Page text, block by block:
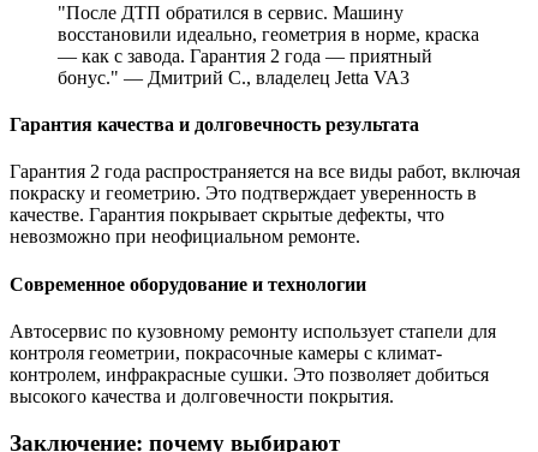
"После ДТП обратился в сервис. Машину
восстановили идеально, геометрия в норме, краска
— как с завода. Гарантия 2 года — приятный
бонус." — Дмитрий С., владелец Jetta VA3
Гарантия качества и долговечность результата
Гарантия 2 года распространяется на все виды работ, включая
покраску и геометрию. Это подтверждает уверенность в
качестве. Гарантия покрывает скрытые дефекты, что
невозможно при неофициальном ремонте.
Современное оборудование и технологии
Автосервис по кузовному ремонту использует стапели для
контроля геометрии, покрасочные камеры с климат-
контролем, инфракрасные сушки. Это позволяет добиться
высокого качества и долговечности покрытия.
Заключение: почему выбирают